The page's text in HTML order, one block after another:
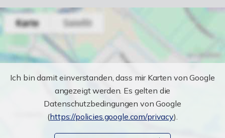
Ich bin damit einverstanden, dass mir Karten von Google
angezeigt werden. Es gelten die
Datenschutzbedingungen von Google
(https://policies.google.com/privacy).